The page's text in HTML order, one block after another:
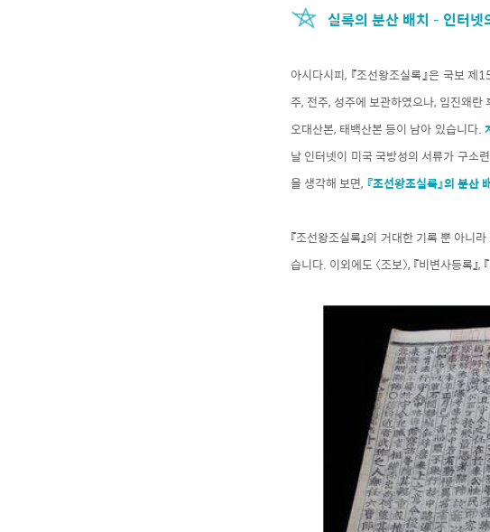
실록의 분산 배치 – 인터넷
아시다시피, 『조선왕조실록』은 국보
주, 전주, 성주에 보관하였으나, 임진왜
오대산본, 태백산본 등이 남아 있습니다.
날 인터넷이 미국 국방성의 서류가 구소
을 생각해 보면, 『조선왕조실록』의 분산
『조선왕조실록』의 거대한 기록 뿐 아니
습니다. 이외에도 〈조보〉, 『비변사등록』